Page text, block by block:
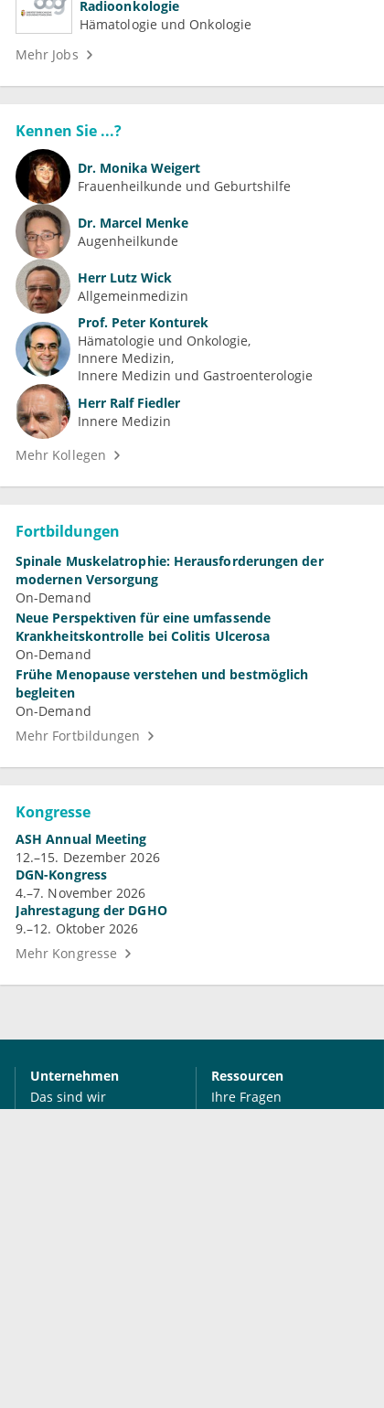
Radioonkologie
Hämatologie und Onkologie
Mehr Jobs
Kennen Sie ...?
Dr. Monika Weigert
Frauenheilkunde und Geburtshilfe
Dr. Marcel Menke
Augenheilkunde
Herr Lutz Wick
Allgemeinmedizin
Prof. Peter Konturek
Hämatologie und Onkologie
Innere Medizin
Innere Medizin und Gastroenterologie
Herr Ralf Fiedler
Innere Medizin
Mehr Kollegen
Fortbildungen
Spinale Muskelatrophie: Herausforderungen der
modernen Versorgung
On-Demand
Neue Perspektiven für eine umfassende
Krankheitskontrolle bei Colitis Ulcerosa
On-Demand
Frühe Menopause verstehen und bestmöglich
begleiten
On-Demand
Mehr Fortbildungen
Kongresse
ASH Annual Meeting
12.–15. Dezember 2026
DGN-Kongress
4.–7. November 2026
Jahrestagung der DGHO
9.–12. Oktober 2026
Mehr Kongresse
Unternehmen
Das sind wir
Ressourcen
Ihre Fragen